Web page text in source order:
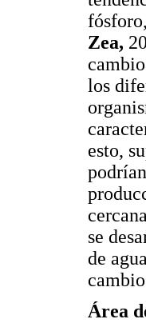
Zea,
los
esto,
se
de
Área